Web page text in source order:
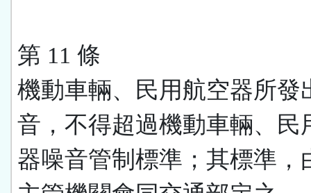
第 11 條
機動車輛、民用航空器所發
音，不得超過機動車輛、民
器噪音管制標準；其標準，